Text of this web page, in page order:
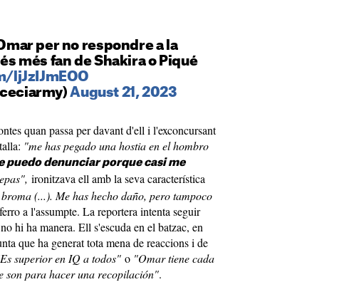
per no respondre a la
més fan de Shakira o Piqué
ljJzIJmEOO
August 21, 2023
quan passa per davant d'ell i l'exconcursant
"me has pegado una hostia en el hombro
puedo denunciar porque casi me
ironitzava ell amb la seva característica
(...). Me has hecho daño, pero tampoco
a l'assumpte. La reportera intenta seguir
hi ha manera. Ell s'escuda en el batzac, en
que ha generat tota mena de reaccions i de
superior en IQ a todos" o "Omar tiene cada
son para hacer una recopilación".